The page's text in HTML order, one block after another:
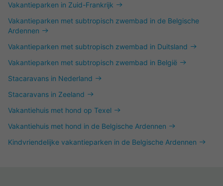
Vakantieparken in Zuid-Frankrijk
Vakantieparken met subtropisch zwembad in de Belgische
Ardennen
Vakantieparken met subtropisch zwembad in Duitsland
Vakantieparken met subtropisch zwembad in België
Stacaravans in Nederland
Stacaravans in Zeeland
Vakantiehuis met hond op Texel
Vakantiehuis met hond in de Belgische Ardennen
Kindvriendelijke vakantieparken in de Belgische Ardennen